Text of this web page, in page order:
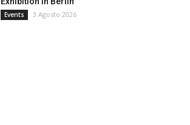
Events 3 Agosto 2026